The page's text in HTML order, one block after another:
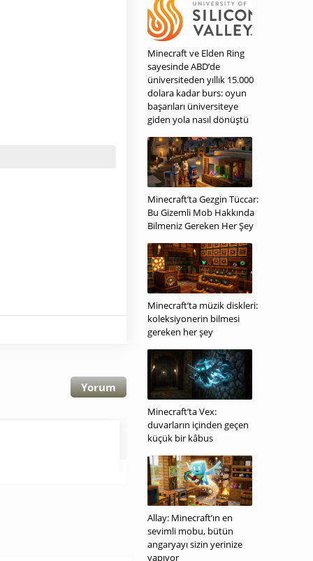
Yorum
Minecraft ve Elden Ring
sayesinde ABD’de
üniversiteden yıllık 15.000
dolara kadar burs: oyun
başarıları üniversiteye
giden yola nasıl dönüştü
Minecraft’ta Gezgin Tüccar:
Bu Gizemli Mob Hakkında
Bilmeniz Gereken Her Şey
Minecraft’ta müzik diskleri:
koleksiyonerin bilmesi
gereken her şey
Minecraft’ta Vex:
duvarların içinden geçen
küçük bir kâbus
Allay: Minecraft’ın en
sevimli mobu, bütün
angaryayı sizin yerinize
yapıyor